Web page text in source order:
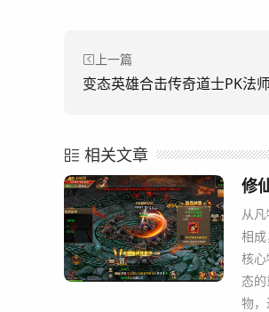
上一篇
相关文章
修
从
相
核
态
物